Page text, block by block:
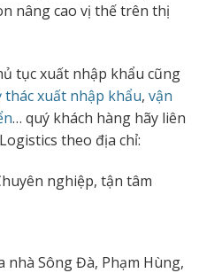
nâng cao vị thế trên thị
tục xuất nhập khẩu cũng
thác xuất nhập khẩu, vận
… quý khách hàng hãy liên
theo địa chỉ:
nghiệp, tận tâm
nhà Sông Đà, Phạm Hùng,